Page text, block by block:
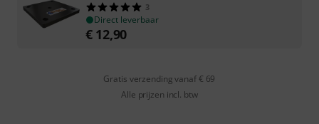
3
Direct leverbaar
€ 12,90
Gratis verzending vanaf € 69
Alle prijzen incl. btw